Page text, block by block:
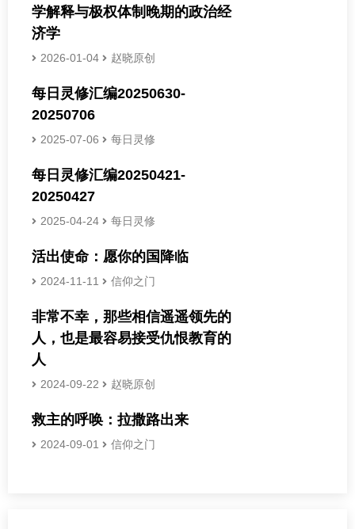
学解释与极权体制晚期的政治经
济学
2026-01-04 赵晓原创
每日灵修汇编20250630-
20250706
2025-07-06 每日灵修
每日灵修汇编20250421-
20250427
2025-04-24 每日灵修
活出使命：愿你的国降临
2024-11-11 信仰之门
非常不幸，那些相信遥遥领先的
人，也是最容易接受仇恨教育的
人
2024-09-22 赵晓原创
救主的呼唤：拉撒路出来
2024-09-01 信仰之门